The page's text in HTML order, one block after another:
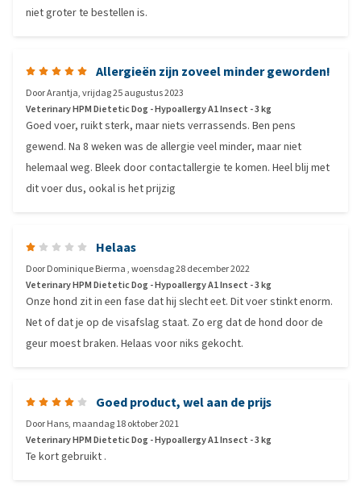
niet groter te bestellen is.
Allergieën zijn zoveel minder geworden!
DoorArantja,vrijdag 25 augustus 2023
Veterinary HPM Dietetic Dog - Hypoallergy A1 Insect - 3 kg
Goed voer, ruikt sterk, maar niets verrassends. Ben pens
gewend. Na 8 weken was de allergie veel minder, maar niet
helemaal weg. Bleek door contactallergie te komen. Heel blij met
dit voer dus, ookal is het prijzig
Helaas
DoorDominique Bierma,woensdag 28 december 2022
Veterinary HPM Dietetic Dog - Hypoallergy A1 Insect - 3 kg
Onze hond zit in een fase dat hij slecht eet. Dit voer stinkt enorm.
Net of dat je op de visafslag staat. Zo erg dat de hond door de
geur moest braken. Helaas voor niks gekocht.
Goed product, wel aan de prijs
DoorHans, maandag 18 oktober 2021
Veterinary HPM Dietetic Dog - Hypoallergy A1 Insect - 3 kg
Te kort gebruikt .